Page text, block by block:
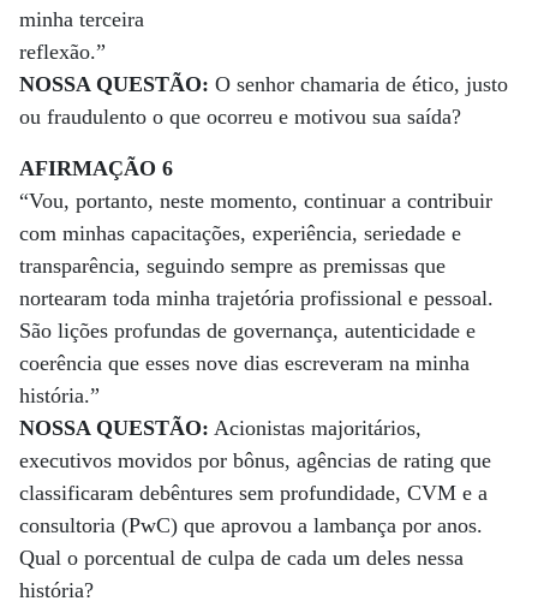
minha terceira
reflexão.”
NOSSA QUESTÃO: O senhor chamaria de ético, justo
ou fraudulento o que ocorreu e motivou sua saída?
AFIRMAÇÃO 6
“Vou, portanto, neste momento, continuar a contribuir
com minhas capacitações, experiência, seriedade e
transparência, seguindo sempre as premissas que
nortearam toda minha trajetória profissional e pessoal.
São lições profundas de governança, autenticidade e
coerência que esses nove dias escreveram na minha
história.”
NOSSA QUESTÃO: Acionistas majoritários,
executivos movidos por bônus, agências de rating que
classificaram debêntures sem profundidade, CVM e a
consultoria (PwC) que aprovou a lambança por anos.
Qual o porcentual de culpa de cada um deles nessa
história?